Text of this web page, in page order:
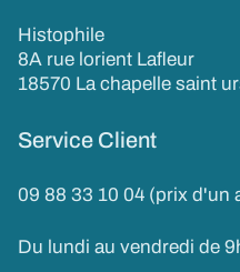
Histophile
8A rue lorient Lafleur
18570 La chapelle saint
Service Client
09 88 33 10 04 (prix d'un
Du lundi au vendredi de